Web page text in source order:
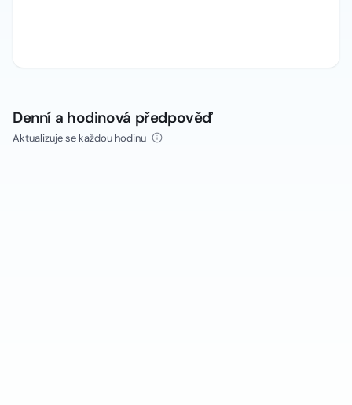
Denní a hodinová předpověď
Aktualizuje se každou hodinu